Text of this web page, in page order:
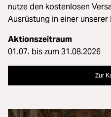
nutze den kostenlosen
Ausrüstung in einer unserer
Aktionszeitraum
01.07. bis zum 31.08.2026
Zur